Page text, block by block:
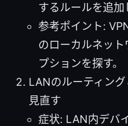
するルールを追加
参考ポイント:
のローカルネッ
プションを探す。
LANのルーティン
見直す
症状: LAN内デバ